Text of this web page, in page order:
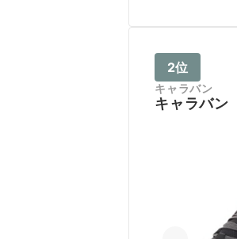
のおかげで
少し大きめ
なので24に
まだ2月で寒
下を履いて
だったので
痛めること
イナスなの
るのではな
しっかりと
かけないと
2位
キャラバン
キャラバン